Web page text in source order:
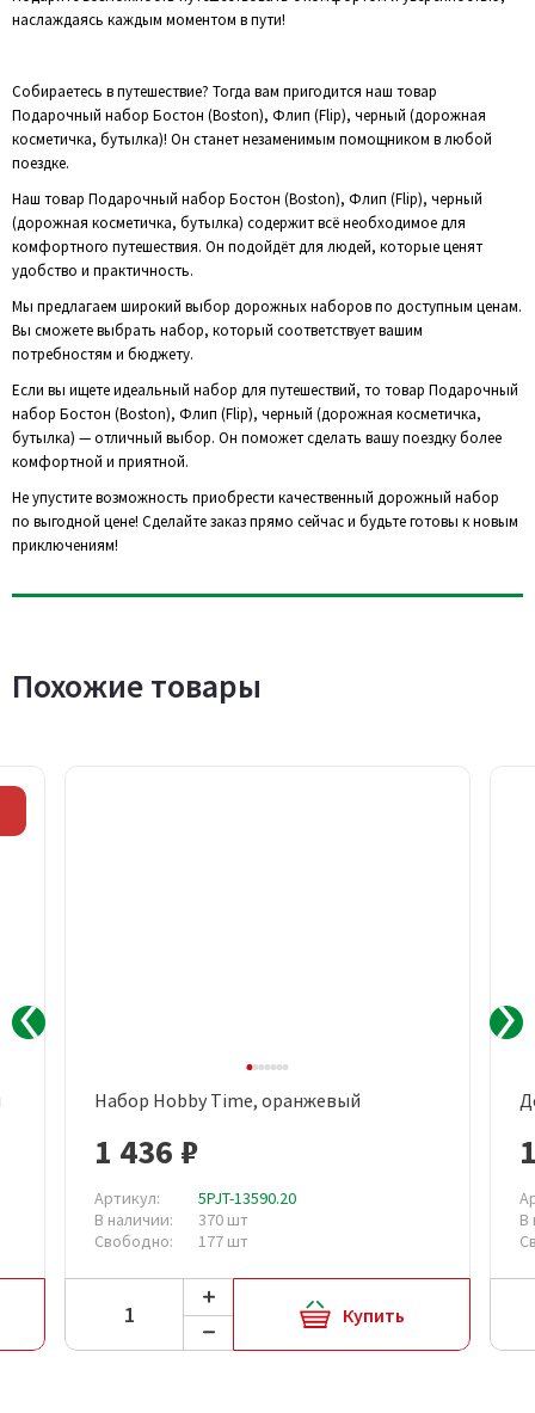
наслаждаясь каждым моментом в пути!
Собираетесь в путешествие? Тогда вам пригодится наш товар
Подарочный набор Бостон (Boston), Флип (Flip), черный (дорожная
косметичка, бутылка)! Он станет незаменимым помощником в любой
поездке.
Наш товар Подарочный набор Бостон (Boston), Флип (Flip), черный
(дорожная косметичка, бутылка) содержит всё необходимое для
комфортного путешествия. Он подойдёт для людей, которые ценят
удобство и практичность.
Мы предлагаем широкий выбор дорожных наборов по доступным ценам.
Вы сможете выбрать набор, который соответствует вашим
потребностям и бюджету.
Если вы ищете идеальный набор для путешествий, то товар Подарочный
набор Бостон (Boston), Флип (Flip), черный (дорожная косметичка,
бутылка) — отличный выбор. Он поможет сделать вашу поездку более
комфортной и приятной.
Не упустите возможность приобрести качественный дорожный набор
по выгодной цене! Сделайте заказ прямо сейчас и будьте готовы к новым
приключениям!
Похожие товары
Набор Hobby Time, оранжевый
1 436 ₽
Артикул:
5PJT-13590.20
В наличии:
370 шт
Свободно:
177 шт
Купить
В